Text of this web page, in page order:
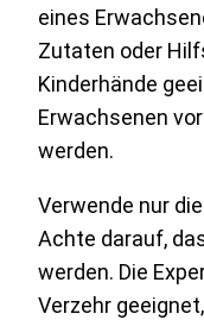
eines
Zutaten oder
Kinderhände
Erwachsenen
werden.
Verwende nur
Achte darauf,
werden. Die
Verzehr